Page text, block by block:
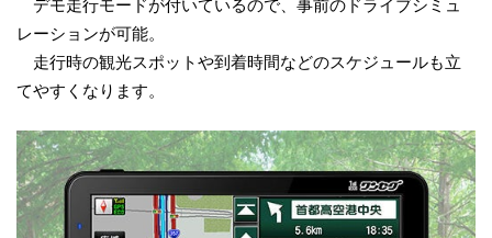
デモ走行モードが付いているので、事前のドライブシミュ
レーションが可能。
走行時の観光スポットや到着時間などのスケジュールも立
てやすくなります。